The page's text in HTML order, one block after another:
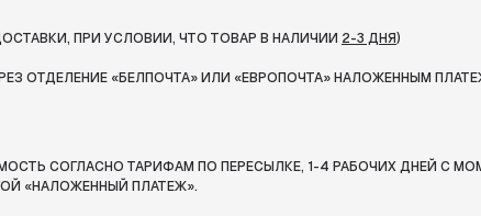
ПРИ УСЛОВИИ, ЧТО ТОВАР В НАЛИЧИИ 2-3 ДНЯ)
ОТДЕЛЕНИЕ «БЕЛПОЧТА»ИЛИ «ЕВРОПОЧТА» НАЛОЖЕННЫМ
СОГЛАСНО ТАРИФАМ ПО ПЕРЕСЫЛКЕ, 1-4 РАБОЧИХ ДНЕЙ С
«НАЛОЖЕННЫЙ ПЛАТЕЖ».